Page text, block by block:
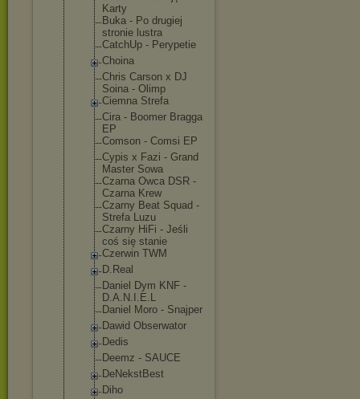
Karty
Buka - Po drugiej
stronie lustra
CatchUp - Perypetie
Choina
Chris Carson x DJ
Soina - Olimp
Ciemna Strefa
Cira - Boomer Bragga
EP
Comson - Comsi EP
Cypis x Fazi - Grand
Master Sowa
Czarna Owca DSR -
Czarna Krew
Czarny Beat Squad -
Strefa Luzu
Czarny HiFi - Jeśli
coś się stanie
Czerwin TWM
D.Real
Daniel Dym KNF -
D.A.N.I.E.L
Daniel Moro - Snajper
Dawid Obserwator
Dedis
Deemz - SAUCE
DeNekstBest
Diho